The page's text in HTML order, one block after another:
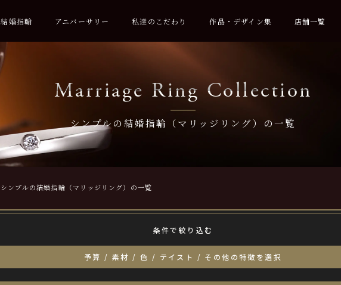
結婚指輪 アニバーサリー 私達のこだわり 作品・デザイン集 店舗一覧
Marriage Ring Collection
シンプルの結婚指輪（マリッジリング）の一覧
シンプルの結婚指輪（マリッジリング）の一覧
条件で絞り込む
予算 / 素材 / 色 / テイスト / その他の特徴を選択